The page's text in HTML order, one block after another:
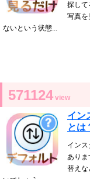
探して
写真を
ないという状態...
571124 view
イン
とは
イン
ありま
替えな